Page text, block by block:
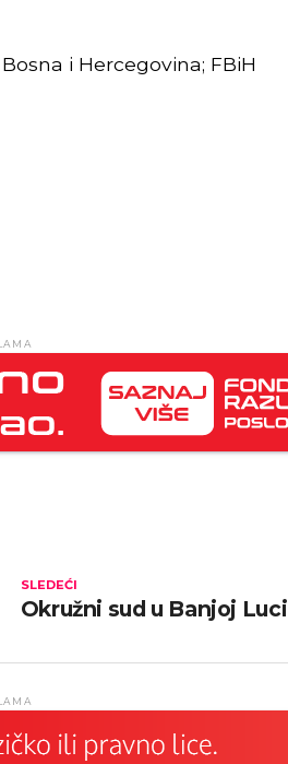
i Hercegovina; FBiH
SLEDEĆI
Okružni sud u Banjoj Luci